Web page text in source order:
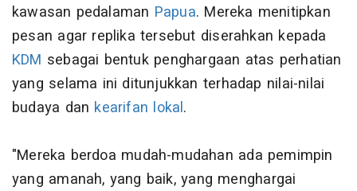
kawasan pedalaman Papua. Mereka menitipkan
pesan agar replika tersebut diserahkan kepada
KDM sebagai bentuk penghargaan atas perhatian
yang selama ini ditunjukkan terhadap nilai-nilai
budaya dan kearifan lokal.
"Mereka berdoa mudah-mudahan ada pemimpin
yang amanah, yang baik, yang menghargai